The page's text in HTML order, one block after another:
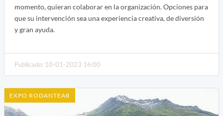
momento, quieran colaborar en la organización. Opciones para
que su intervención sea una experiencia creativa, de diversión
y gran ayuda.
Publicado: 10-01-2023 16:00
EXPO RODANTEAR